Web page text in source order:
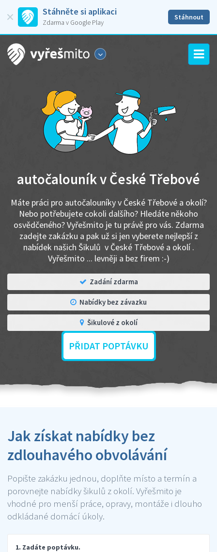
Stáhněte si aplikaci
Zdarma v Google Play
Stáhnout
autočalouník v České Třebové
Máte práci pro autočalouníky v České Třebové a okolí?
Nebo potřebujete cokoli dalšího? Hledáte někoho
osvědčeného? Vyřešmito je tu právě pro vás. Zdarma
zadejte zakázku a pak už si jen vyberete nejlepší z
nabídek našich Šikulů v České Třebové a okolí .
Vyřešmito ... levněji a bez firem :-)
Zadání zdarma
Nabídky bez závazku
Šikulové z okolí
PŘIDAT POPTÁVKU
Jak získat nabídky bez
zdlouhavého obvolávání
Popište zakázku jednou, doplňte místo a termín a
porovnejte nabídky šikulů z okolí. Vyřešmito je
vhodné pro menší práce, opravy, montáže i dlouho
odkládané domácí úkoly.
1. Zadáte poptávku.